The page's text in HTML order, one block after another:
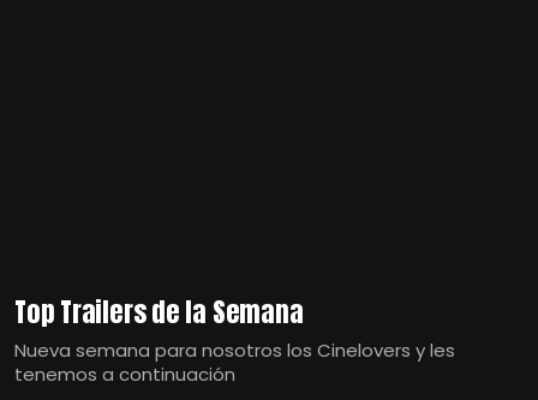
Top Trailers de la Semana
Nueva semana para nosotros los Cinelovers y les
tenemos a continuación